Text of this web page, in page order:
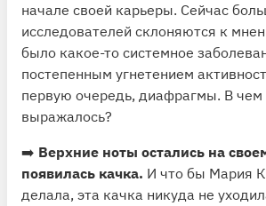
начале своей карьеры. Сейчас
исследователей склоняются к
было какое-то системное
постепенным угнетением
первую очередь, диафрагмы. В чем
выражалось?
➡️ Верхние ноты остались на
появилась качка. И что бы Мария
делала, эта качка никуда не